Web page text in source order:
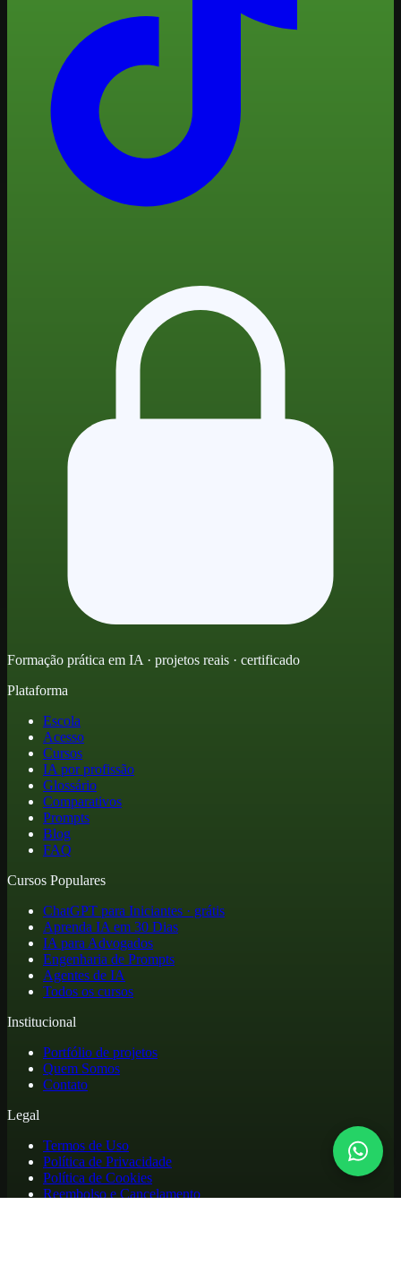
Formação prática em IA · projetos reais · certificado
Plataforma
Escola
Acesso
Cursos
IA por profissão
Glossário
Comparativos
Prompts
Blog
FAQ
Cursos Populares
ChatGPT para Iniciantes · grátis
Aprenda IA em 30 Dias
IA para Advogados
Engenharia de Prompts
Agentes de IA
Todos os cursos
Institucional
Portfólio de projetos
Quem Somos
Contato
Legal
Termos de Uso
Política de Privacidade
Política de Cookies
Reembolso e Cancelamento